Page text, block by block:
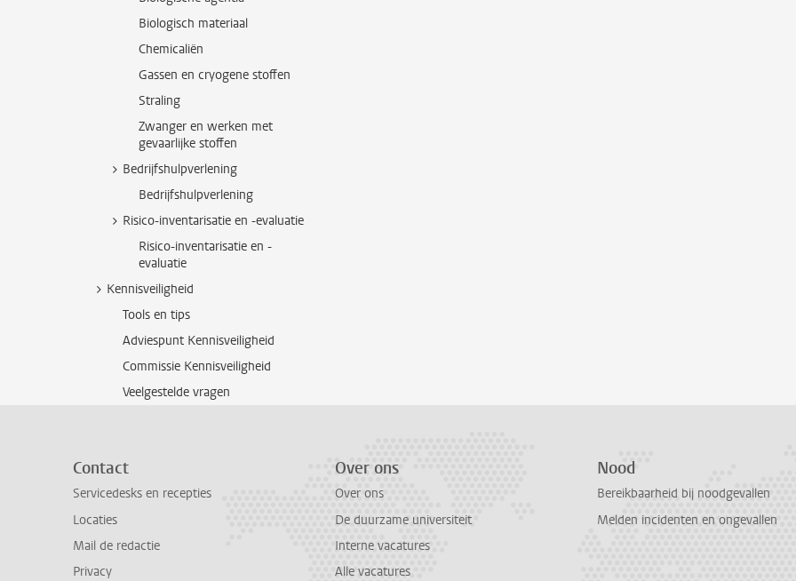
Biologisch materiaal
Chemicaliën
Gassen en cryogene stoffen
Straling
Zwanger en werken met
gevaarlijke stoffen
Bedrijfshulpverlening
Bedrijfshulpverlening
Risico-inventarisatie en -evaluatie
Risico-inventarisatie en -
evaluatie
Kennisveiligheid
Tools en tips
Adviespunt Kennisveiligheid
Commissie Kennisveiligheid
Veelgestelde vragen
Contact
Servicedesks en recepties
Locaties
Mail de redactie
Privacy
Over ons
Over ons
De duurzame universiteit
Interne vacatures
Alle vacatures
Nood
Bereikbaarheid bij noodgevallen
Melden incidenten en ongevallen